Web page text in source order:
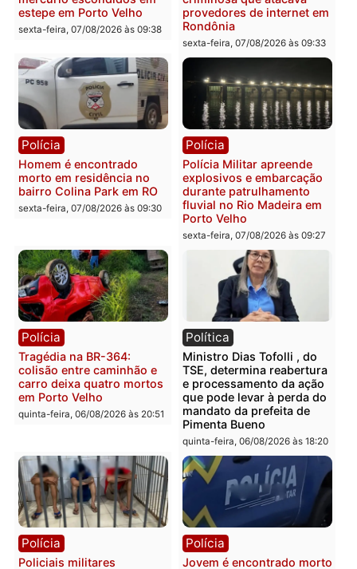
2 MILHÕES – Unnesa
apresenta documentos
que comprovam
transparência e legalidade
na operação alvo da PF
sexta-feira, 07/08/2026 às 12:24
Polícia
Polícia Federal apreende
400 quilos de drogas e
prende motorista em RO
sexta-feira, 07/08/2026 às
Polícia
Casal é preso pela PRF
com mais de 72 quilos de
mercúrio escondidos em
estepe em Porto Velho
sexta-feira, 07/08/2026 às 09:38
Polícia
Polícia Civil deflagra
operação contra facção
criminosa que atacava
provedores de internet
Rondônia
sexta-feira, 07/08/2026 às
Polícia
Homem é encontrado
morto em residência no
bairro Colina Park em RO
sexta-feira, 07/08/2026 às 09:30
Polícia
Polícia Militar apreende
explosivos e
durante patrulhamento
fluvial no Rio Madeira em
Porto Velho